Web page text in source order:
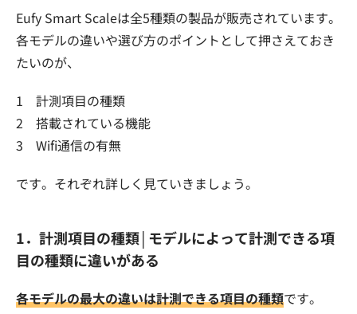
Eufy Smart Scaleは全5種類の製品が販売されています。
各モデルの違いや選び方のポイントとして押さえておき
たいのが、
1 計測項目の種類
2 搭載されている機能
3 Wifi通信の有無
です。それぞれ詳しく見ていきましょう。
1．計測項目の種類│モデルによって計測できる項
目の種類に違いがある
各モデルの最大の違いは計測できる項目の種類です。